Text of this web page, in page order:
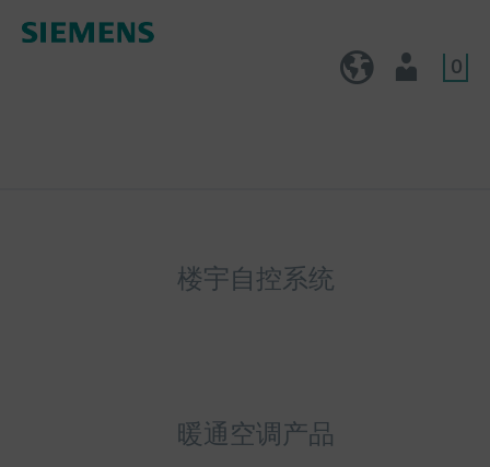
0
楼宇自控系统
暖通空调产品